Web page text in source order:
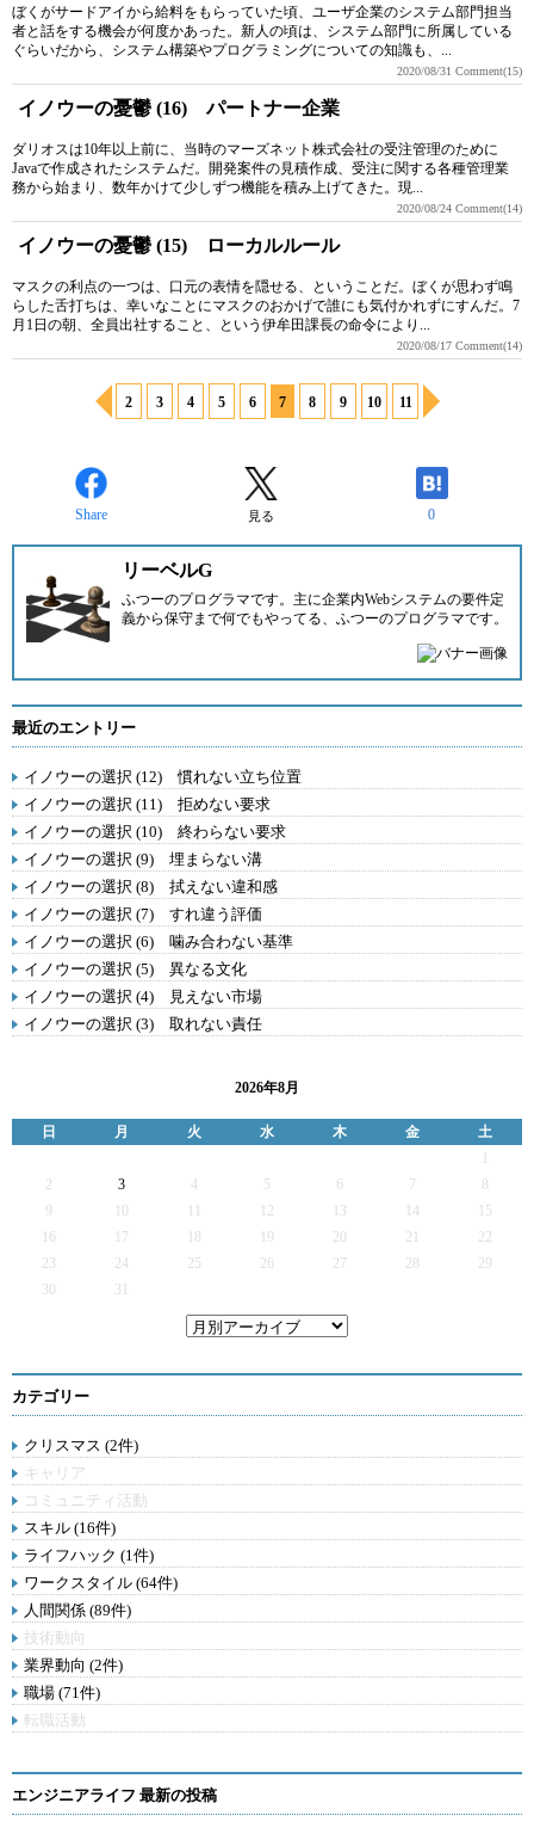
ぼくがサードアイから給料をもらっていた頃、ユーザ企業のシステム部門担当
者と話をする機会が何度かあった。新人の頃は、システム部門に所属している
ぐらいだから、システム構築やプログラミングについての知識も、...
2020/08/31 Comment(15)
イノウーの憂鬱 (16) パートナー企業
ダリオスは10年以上前に、当時のマーズネット株式会社の受注管理のために
Javaで作成されたシステムだ。開発案件の見積作成、受注に関する各種管理業
務から始まり、数年かけて少しずつ機能を積み上げてきた。現...
2020/08/24 Comment(14)
イノウーの憂鬱 (15) ローカルルール
マスクの利点の一つは、口元の表情を隠せる、ということだ。ぼくが思わず鳴
らした舌打ちは、幸いなことにマスクのおかげで誰にも気付かれずにすんだ。7
月1日の朝、全員出社すること、という伊牟田課長の命令により...
2020/08/17 Comment(14)
2 3 4 5 6 7 8 9 10 11
Share 見る 0
リーベルG
ふつーのプログラマです。主に企業内Webシステムの要件定
義から保守まで何でもやってる、ふつーのプログラマです。
最近のエントリー
イノウーの選択 (12) 慣れない立ち位置
イノウーの選択 (11) 拒めない要求
イノウーの選択 (10) 終わらない要求
イノウーの選択 (9) 埋まらない溝
イノウーの選択 (8) 拭えない違和感
イノウーの選択 (7) すれ違う評価
イノウーの選択 (6) 噛み合わない基準
イノウーの選択 (5) 異なる文化
イノウーの選択 (4) 見えない市場
イノウーの選択 (3) 取れない責任
2026年8月
日 月 火 水 木 金
土
2
3 4 5 6 7
9
12 13 14
15
16
17 19 20 21
22
23
24 25 26 27 28
29
30
31
カテゴリー
クリスマス (2件)
キャリア
コミュニティ活動
スキル (16件)
ライフハック (1件)
ワークスタイル (64件)
人間関係 (89件)
技術動向
業界動向 (2件)
職場 (71件)
転職活動
エンジニアライフ 最新の投稿